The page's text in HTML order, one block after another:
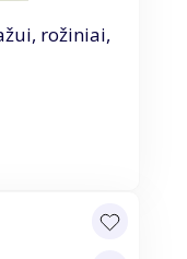
rožiniai,